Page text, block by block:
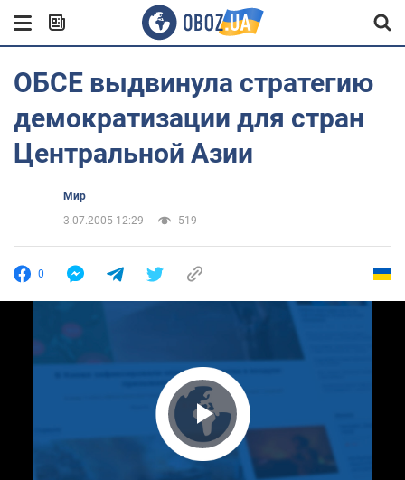
ОБСЕ выдвинула стратегию
демократизации для стран
Центральной Азии
Мир
3.07.2005 12:29
519
0
Play Video